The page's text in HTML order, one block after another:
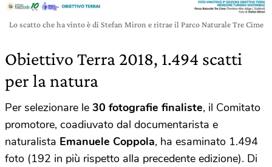
Lo scatto che ha vinto è di Stefan Miron e ritrae il Parco Naturale Tre Cime
Obiettivo Terra 2018, 1.494 scatti
per la natura
Per selezionare le 30 fotografie finaliste, il Comitato
promotore, coadiuvato dal documentarista e
naturalista Emanuele Coppola, ha esaminato 1.494
foto (192 in più rispetto alla precedente edizione). Di